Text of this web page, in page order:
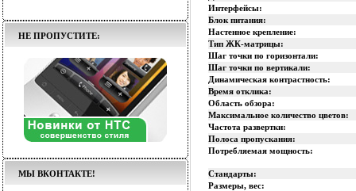
НЕ ПРОПУСТИТЕ:
МЫ ВКОНТАКТЕ!
Интерфейсы:
Блок питания:
Настенное крепление:
Тип ЖК-матрицы:
Шаг точки по горизонтали:
Шаг точки по вертикали:
Динамическая контрастность:
Время отклика:
Область обзора:
Максимальное количество цветов:
Частота развертки:
Полоса пропускания:
Потребляемая мощность:
Стандарты:
Размеры, вес: